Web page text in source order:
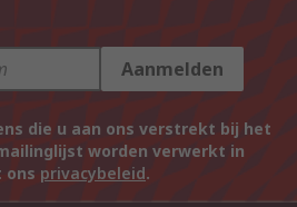
Aanmelden
die u aan ons verstrekt bij het
worden verwerkt in
ons privacybeleid.